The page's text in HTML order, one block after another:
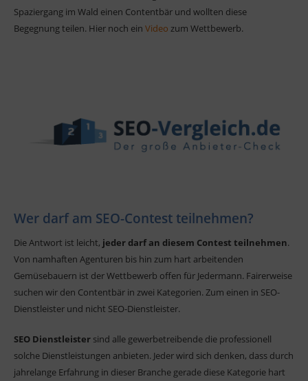
Spaziergang im Wald einen Contentbär und wollten diese
Begegnung teilen. Hier noch ein Video zum Wettbewerb.
Wer darf am SEO-Contest teilnehmen?
Die Antwort ist leicht, jeder darf an diesem Contest teilnehmen.
Von namhaften Agenturen bis hin zum hart arbeitenden
Gemüsebauern ist der Wettbewerb offen für Jedermann. Fairerweise
suchen wir den Contentbär in zwei Kategorien. Zum einen in SEO-
Dienstleister und nicht SEO-Dienstleister.
SEO Dienstleister sind alle gewerbetreibende die professionell
solche Dienstleistungen anbieten. Jeder wird sich denken, dass durch
jahrelange Erfahrung in dieser Branche gerade diese Kategorie hart